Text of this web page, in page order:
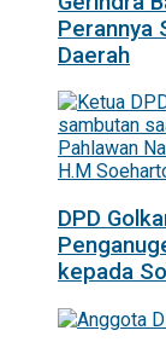
Perannya
Daerah
DPD
kepada